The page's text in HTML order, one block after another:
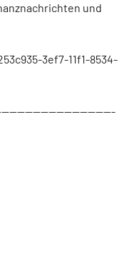
und
3ef7-11f1-8534-